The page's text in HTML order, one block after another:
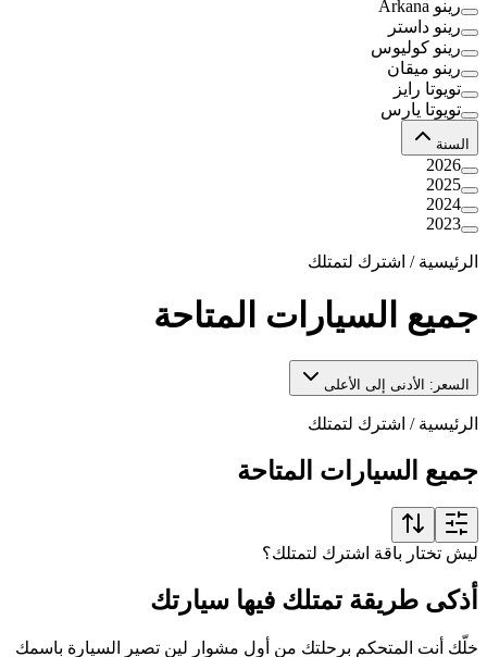
رينو Arkana
رينو داستر
رينو كوليوس
رينو ميقان
تويوتا رايز
تويوتا يارس
السنة
2026
2025
2024
2023
الرئيسية / اشترك لتمتلك
جميع السيارات المتاحة
السعر: الأدنى إلى الأعلى
الرئيسية / اشترك لتمتلك
جميع السيارات المتاحة
ليش تختار باقة اشترك لتمتلك؟
أذكى طريقة تمتلك فيها سيارتك
خلّك أنت المتحكم برحلتك من أول مشوار لين تصير السيارة باسمك